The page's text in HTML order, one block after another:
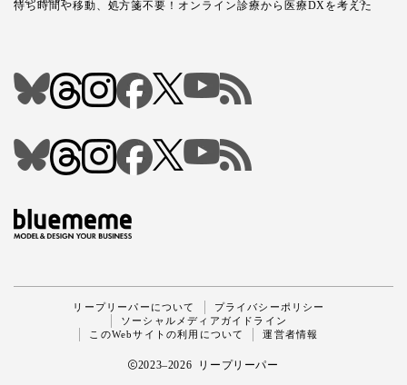
待ち時間や移動、処方箋不要！オンライン診療から医療DXを考えた
リープリーパーについて
プライバシーポリシー
ソーシャルメディアガイドライン
このWebサイトの利用について
運営者情報
2023–2026 リープリーパー